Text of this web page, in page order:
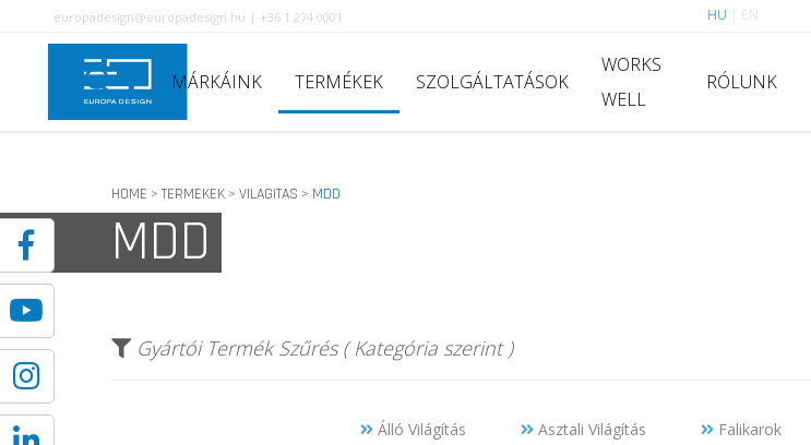
europadesign@europadesign.hu | +36 1 274 0001 HU EN
MÁRKÁINK TERMÉKEK SZOLGÁLTATÁSOK
WORKS
WELL
RÓLUNK
HOME > TERMEKEK > VILAGITAS > MDD
MDD
Gyártói Termék Szűrés ( Kategória szerint )
Álló Világítás Asztali Világítás Falikarok